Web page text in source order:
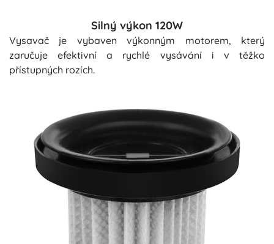
Silný výkon 120W
Vysavač je vybaven výkonným motorem, který
zaručuje efektivní a rychlé vysávání i v těžko
přístupných rozích.